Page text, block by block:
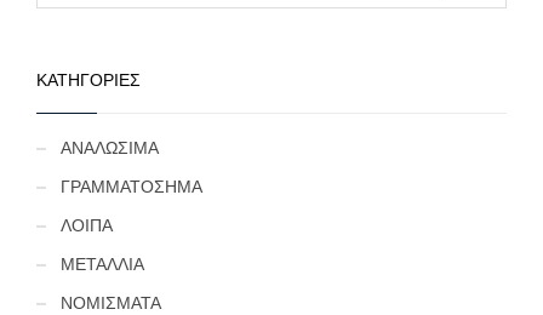
ΚΑΤΗΓΟΡΙΕΣ
ΑΝΑΛΩΣΙΜΑ
ΓΡΑΜΜΑΤΟΣΗΜΑ
ΛΟΙΠΑ
ΜΕΤΑΛΛΙΑ
ΝΟΜΙΣΜΑΤΑ